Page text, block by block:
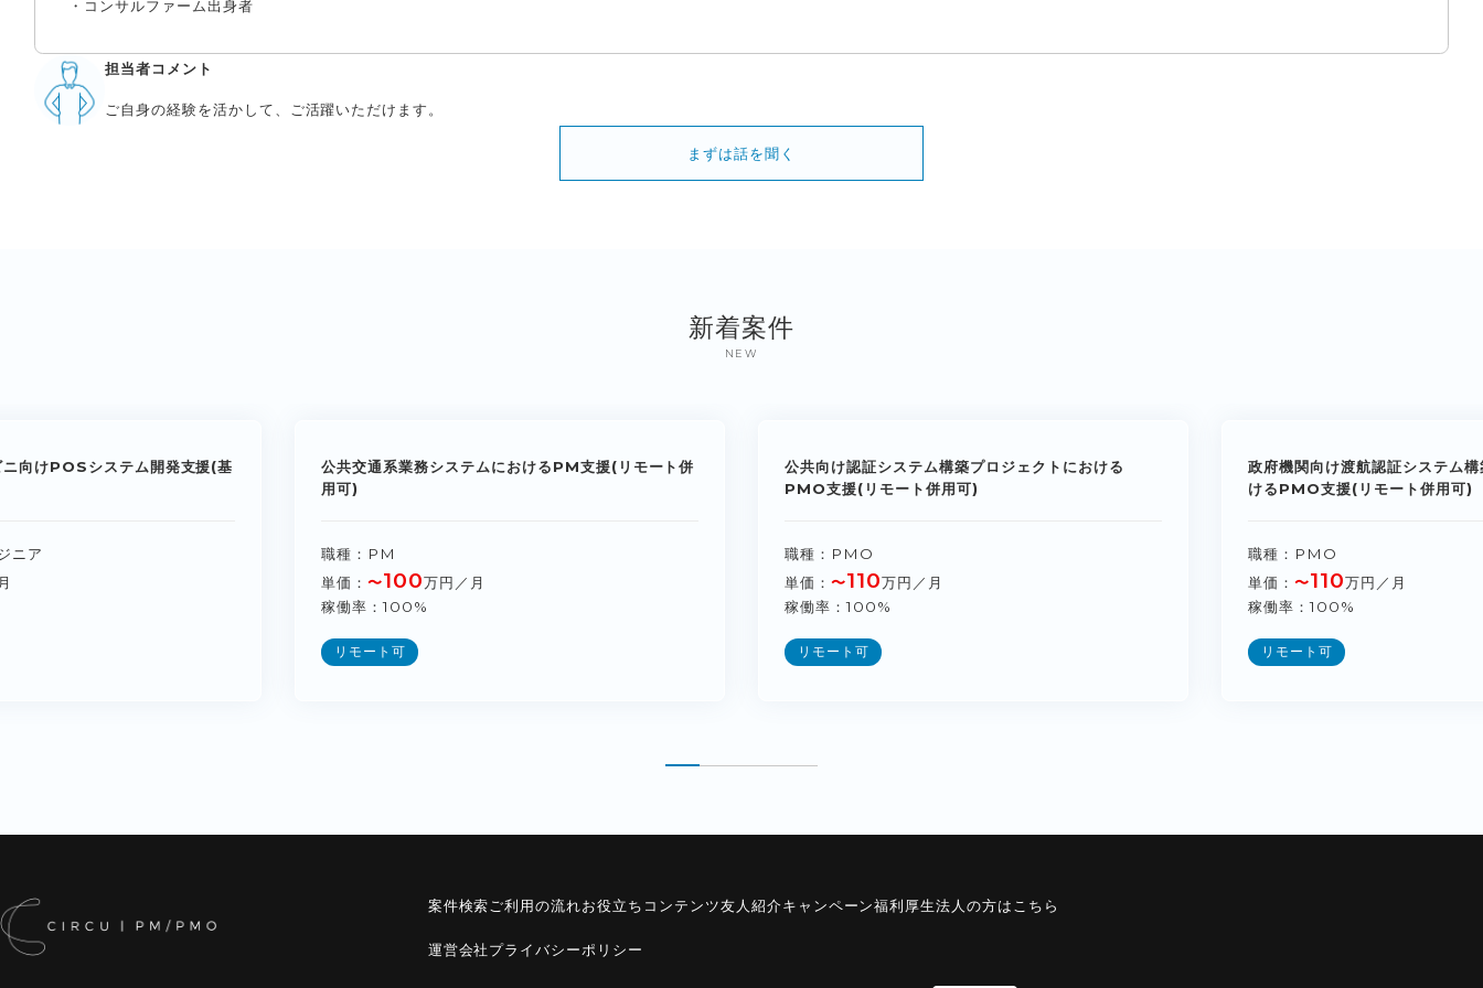
・コンサルファーム出身者
担当者コメント
ご自身の経験を活かして、ご活躍いただけます。
まずは話を聞く
新着案件
NEW
向けPOSシステム開発支援(基
ニア
公共交通系業務システムにおけるPM支援(リモート併
用可)
職種
PM
単価
〜100万円／月
稼働率
100%
リモート可
公共向け認証システム構築プロジェクトにおける
PMO支援(リモート併用可)
職種
PMO
単価
〜110万円／月
稼働率
100%
リモート可
政府機関向け渡航認証システム
けるPMO支援(リモート併用可)
職種
PMO
単価
〜110万円／月
稼働率
100%
リモート可
案件検索 ご利用の流れお役立ちコンテンツ友人紹介キャンペーン福利厚生法人の方はこちら
運営会社プライバシーポリシー